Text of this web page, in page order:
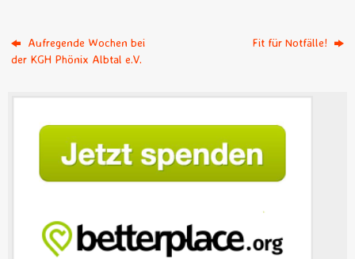
Aufregende Wochen bei
der KGH Phönix Albtal e.V.
Fit für Notfälle!